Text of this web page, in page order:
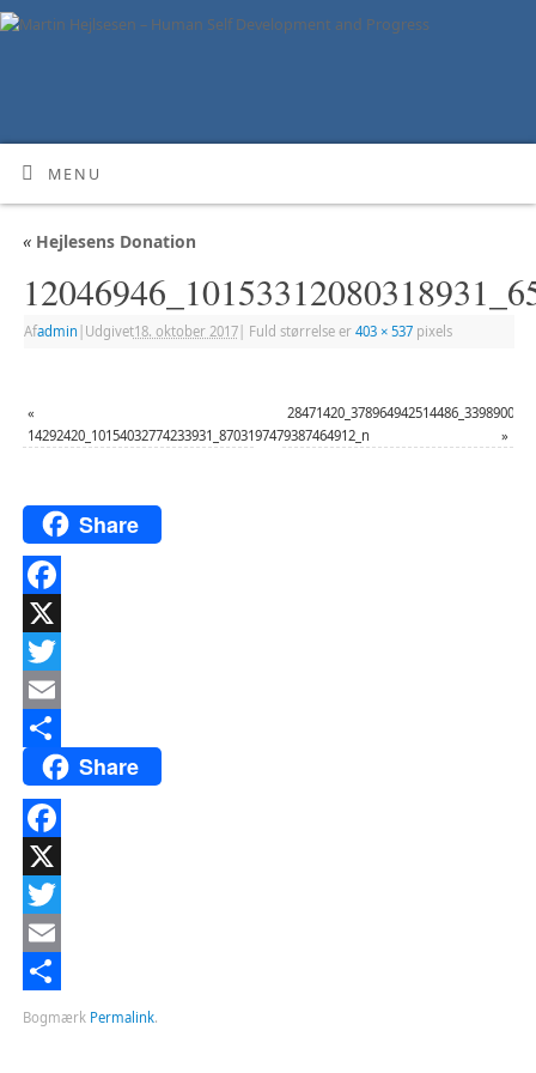
MENU
«Hejlesens Donation
Afadmin Udgivet18. oktober 2017| Fuld størrelse er 403 × 537pixels
«
14292420_10154032774233931_8703197479387464912_n
»
Share
Facebook
X
Twitter
Email
Del
Share
Facebook
X
Twitter
Email
Del
Bogmærk Permalink.